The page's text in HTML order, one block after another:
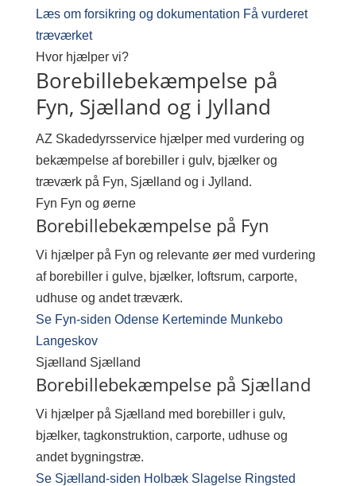
Læs om forsikring og dokumentation Få vurderet
træværket
Hvor hjælper vi?
Borebillebekæmpelse på
Fyn, Sjælland og i Jylland
AZ Skadedyrsservice hjælper med vurdering og
bekæmpelse af borebiller i gulv, bjælker og
træværk på Fyn, Sjælland og i Jylland.
Fyn Fyn og øerne
Borebillebekæmpelse på Fyn
Vi hjælper på Fyn og relevante øer med vurdering
af borebiller i gulve, bjælker, loftsrum, carporte,
udhuse og andet træværk.
Se Fyn-siden Odense Kerteminde Munkebo
Langeskov
Sjælland Sjælland
Borebillebekæmpelse på Sjælland
Vi hjælper på Sjælland med borebiller i gulv,
bjælker, tagkonstruktion, carporte, udhuse og
andet bygningstræ.
Se Sjælland-siden Holbæk Slagelse Ringsted